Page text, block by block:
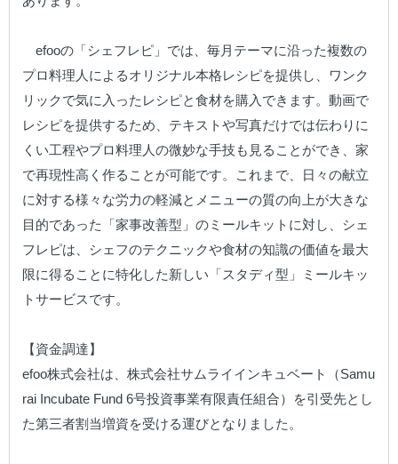
efooの「シェフレピ」では、毎月テーマに沿った複数の
プロ料理人によるオリジナル本格レシピを提供し、ワンク
リックで気に入ったレシピと食材を購入できます。動画で
レシピを提供するため、テキストや写真だけでは伝わりに
くい工程やプロ料理人の微妙な手技も見ることができ、家
で再現性高く作ることが可能です。これまで、日々の献立
に対する様々な労力の軽減とメニューの質の向上が大きな
目的であった「家事改善型」のミールキットに対し、シェ
フレピは、シェフのテクニックや食材の知識の価値を最大
限に得ることに特化した新しい「スタディ型」ミールキッ
トサービスです。
【資金調達】
efoo株式会社は、株式会社サムライインキュベート（Samu
rai Incubate Fund 6号投資事業有限責任組合）を引受先とし
た第三者割当増資を受ける運びとなりました。